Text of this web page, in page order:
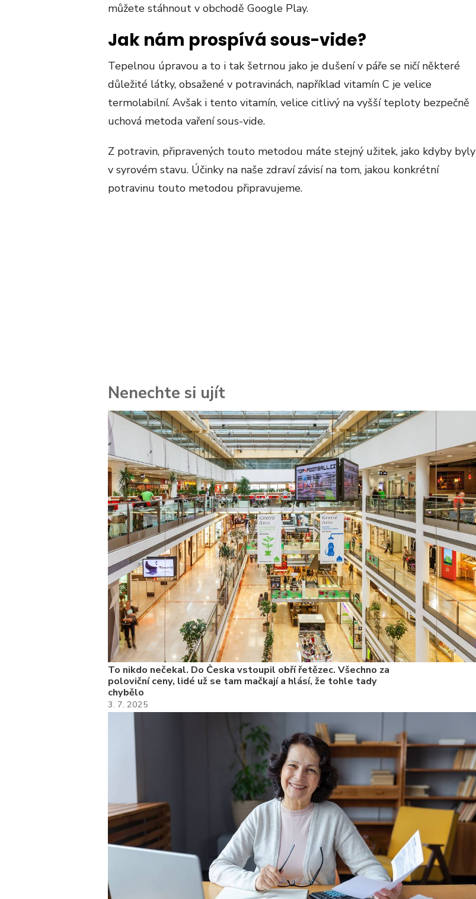
můžete stáhnout v obchodě Google Play.
Jak nám prospívá sous-vide?
Tepelnou úpravou a to i tak šetrnou jako je dušení v páře se ničí některé
důležité látky, obsažené v potravinách, například vitamín C je velice
termolabilní. Avšak i tento vitamín, velice citlivý na vyšší teploty bezpečně
uchová metoda vaření sous-vide.
Z potravin, připravených touto metodou máte stejný užitek, jako kdyby byly
v syrovém stavu. Účinky na naše zdraví závisí na tom, jakou konkrétní
potravinu touto metodou připravujeme.
Nenechte si ujít
To nikdo nečekal. Do Česka vstoupil obří řetězec. Všechno za
poloviční ceny, lidé už se tam mačkají a hlásí, že tohle tady
chybělo
3. 7. 2025